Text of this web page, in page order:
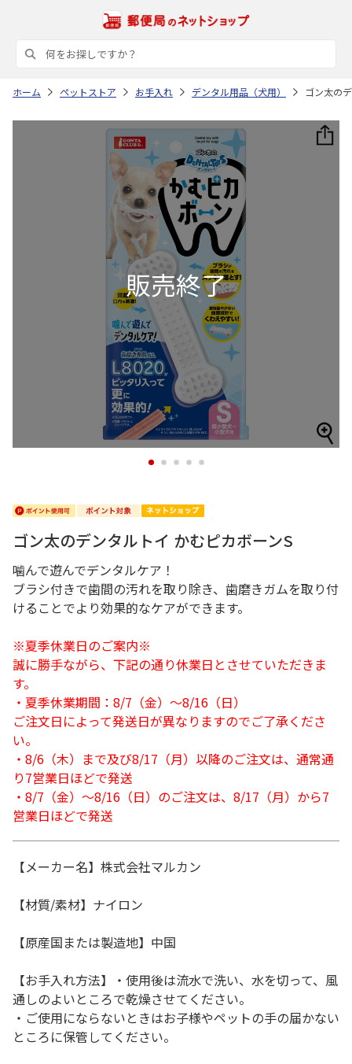
ホーム ペットストア お手入れ デンタル用品（犬用） ゴン太の
1 2 3 4 5
ゴン太のデンタルトイ かむピカボーンS
噛んで遊んでデンタルケア！
ブラシ付きで歯間の汚れを取り除き、歯磨きガムを取り付
けることでより効果的なケアができます。
※夏季休業日のご案内※
誠に勝手ながら、下記の通り休業日とさせていただきま
す。
・夏季休業期間：8/7（金）～8/16（日）
ご注文日によって発送日が異なりますのでご了承くださ
い。
・8/6（木）まで及び8/17（月）以降のご注文は、通常通
り7営業日ほどで発送
・8/7（金）～8/16（日）のご注文は、8/17（月）から7
営業日ほどで発送
【メーカー名】株式会社マルカン
【材質/素材】ナイロン
【原産国または製造地】中国
【お手入れ方法】・使用後は流水で洗い、水を切って、風
通しのよいところで乾燥させてください。
・ご使用にならないときはお子様やペットの手の届かない
ところに保管してください。